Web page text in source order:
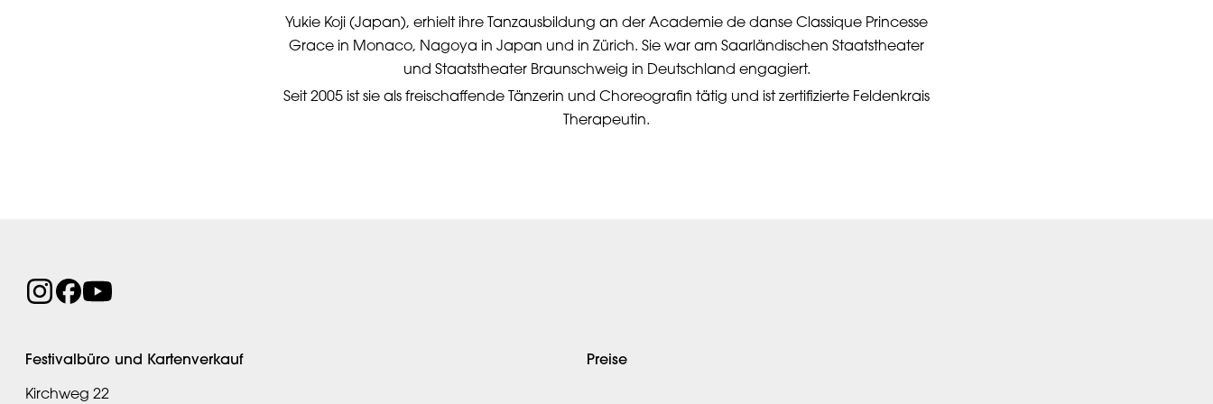
Yukie Koji (Japan), erhielt ihre Tanzausbildung an der Academie de danse Classique Princesse
Grace in Monaco, Nagoya in Japan und in Zürich. Sie war am Saarländischen Staatstheater
und Staatstheater Braunschweig in Deutschland engagiert.
Seit 2005 ist sie als freischaffende Tänzerin und Choreografin tätig und ist zertifizierte Feldenkrais
Therapeutin.
Festivalbüro und Kartenverkauf
Kirchweg 22
Preise